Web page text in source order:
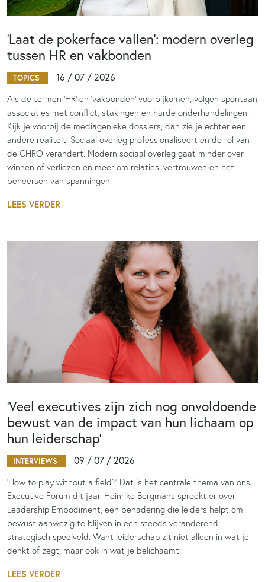
‘Laat de pokerface vallen’: modern overleg
tussen HR en vakbonden
TOPICS 16 / 07 / 2026
Als de termen 'HR' en 'vakbonden' voorbijkomen, volgen spontaan
associaties met conflict, stakingen en harde onderhandelingen.
Kijk je voorbij de mediagenieke dossiers, dan zie je echter een
andere realiteit. Sociaal overleg professionaliseert en de rol van
de CHRO verandert. Modern sociaal overleg gaat minder over
winnen of verliezen en meer om relaties, vertrouwen en het
beheersen van spanningen.
LEES VERDER
‘Veel executives zijn zich nog onvoldoende
bewust van de impact van hun lichaam op
hun leiderschap’
INTERVIEWS 09 / 07 / 2026
‘How to play without a field?’ Dat is het centrale thema van ons
Executive Forum dit jaar. Heinrike Bergmans spreekt er over
Leadership Embodiment, een benadering die leiders helpt om
bewust aanwezig te blijven in een steeds veranderend
strategisch speelveld. Want leiderschap zit niet alleen in wat je
denkt of zegt, maar ook in wat je belichaamt.
LEES VERDER